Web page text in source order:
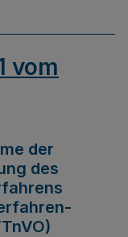
vom
der
des